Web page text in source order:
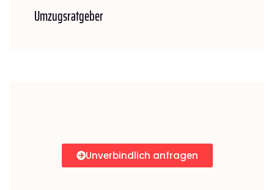
Umzugsratgeber
Unverbindlich anfragen